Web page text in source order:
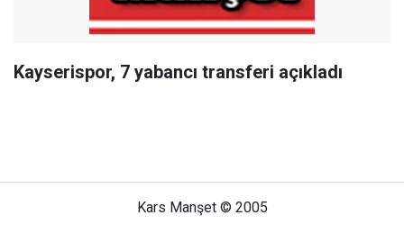
Kayserispor, 7 yabancı transferi açıkladı
Kars Manşet © 2005